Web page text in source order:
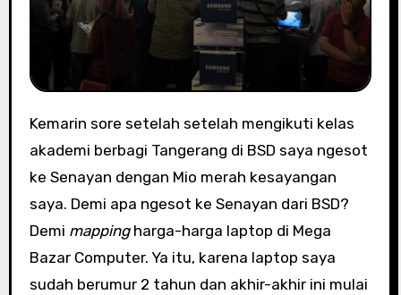
Kemarin sore setelah setelah mengikuti kelas
akademi berbagi Tangerang di BSD saya ngesot
ke Senayan dengan Mio merah kesayangan
saya. Demi apa ngesot ke Senayan dari BSD?
Demi mappingharga-harga laptop di Mega
Bazar Computer. Ya itu, karena laptop saya
sudah berumur 2 tahun dan akhir-akhir ini mulai